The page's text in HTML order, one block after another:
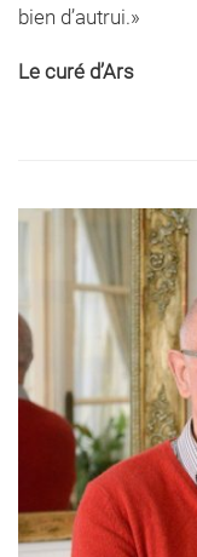
bien d’autrui.»
Le curé d’Ars